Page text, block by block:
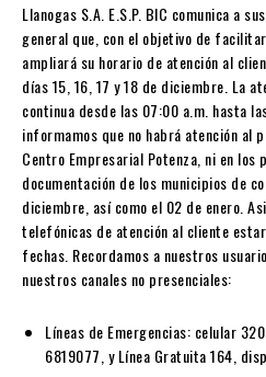
Llanogas S.A. E.S.P. BIC comunica a
general que, con el objetivo de
ampliará su horario de atención al
días 15, 16, 17 y 18 de diciembre. La
continua desde las 07:00 a.m. hasta
informamos que no habrá atención al
Centro Empresarial Potenza, ni en los
documentación de los municipios de
diciembre, así como el 02 de enero.
telefónicas de atención al cliente
fechas. Recordamos a nuestros
nuestros canales no presenciales:
Líneas de Emergencias: celular
6819077, y Línea Gratuita 164,